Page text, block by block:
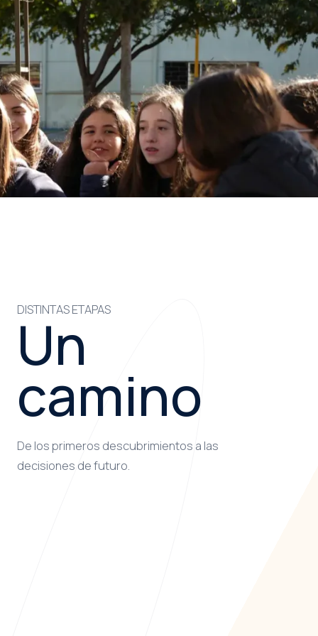
DISTINTAS ETAPAS
Un
camino
De los primeros descubrimientos a las
decisiones de futuro.